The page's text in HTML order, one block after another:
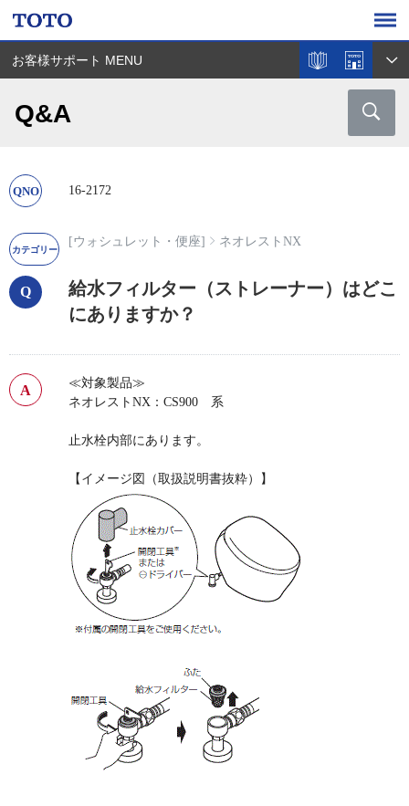
お客様サポート MENU
Q&A
16-2172
[ウォシュレット・便座] ネオレストNX
給水フィルター（ストレーナー）はどこ
にありますか？
≪対象製品≫
ネオレストNX：CS900 系
止水栓内部にあります。
【イメージ図（取扱説明書抜粋）】